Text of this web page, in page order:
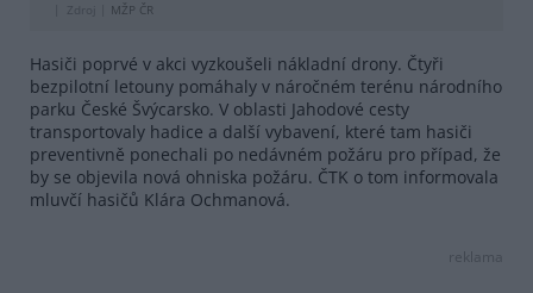
Zdroj | MŽP ČR
Hasiči poprvé v akci vyzkoušeli nákladní drony. Čtyři
bezpilotní letouny pomáhaly v náročném terénu národního
parku České Švýcarsko. V oblasti Jahodové cesty
transportovaly hadice a další vybavení, které tam hasiči
preventivně ponechali po nedávném požáru pro případ, že
by se objevila nová ohniska požáru. ČTK o tom informovala
mluvčí hasičů Klára Ochmanová.
reklama